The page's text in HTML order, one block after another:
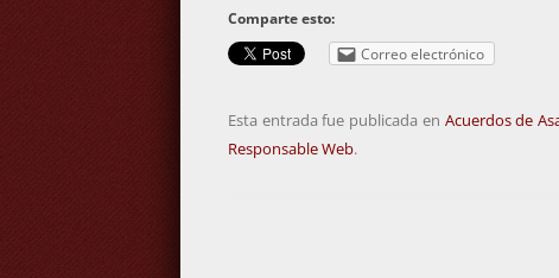
Comparte esto:
Correo electrónico
Esta entrada fue publicada en Acuerdos de
Responsable Web.